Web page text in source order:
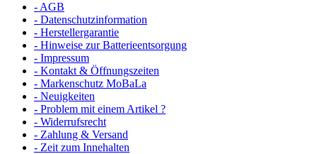
- AGB
- Datenschutzinformation
- Herstellergarantie
- Hinweise zur Batterieentsorgung
- Impressum
- Kontakt & Öffnungszeiten
- Markenschutz MoBaLa
- Neuigkeiten
- Problem mit einem Artikel ?
- Widerrufsrecht
- Zahlung & Versand
- Zeit zum Innehalten